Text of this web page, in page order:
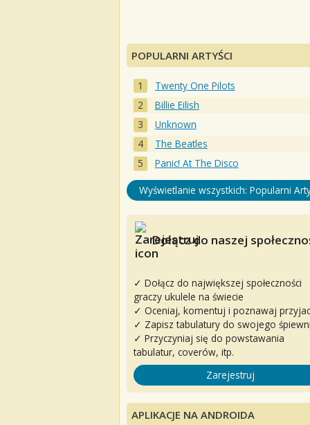
POPULARNI ARTYŚCI
Twenty One Pilots
Billie Eilish
Unknown
The Beatles
Panic! At The Disco
Wyświetlanie wszystkich: Popularni
Dołącz do naszej
✓ Dołącz do największej społeczności
graczy ukulele na świecie
✓ Oceniaj, komentuj i poznawaj
✓ Zapisz tabulatury do swojego
✓ Przyczyniaj się do powstawania
tabulatur, coverów, itp.
Zarejestruj
APLIKACJE NA ANDROIDA